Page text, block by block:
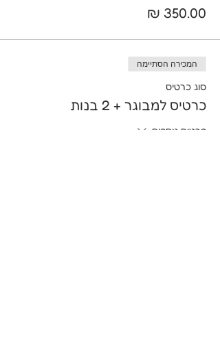
המכירה הסתיימה
סוג כרטיס
כרטיס למבוגר + 2 בנות
פרטים נוספים